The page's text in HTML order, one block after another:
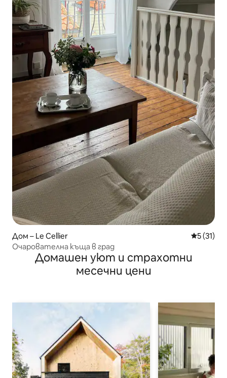
Дом – Le Cellier Средна
5 (31)
Очарователна къща в град
Домашен уют и страхотни
месечни цени